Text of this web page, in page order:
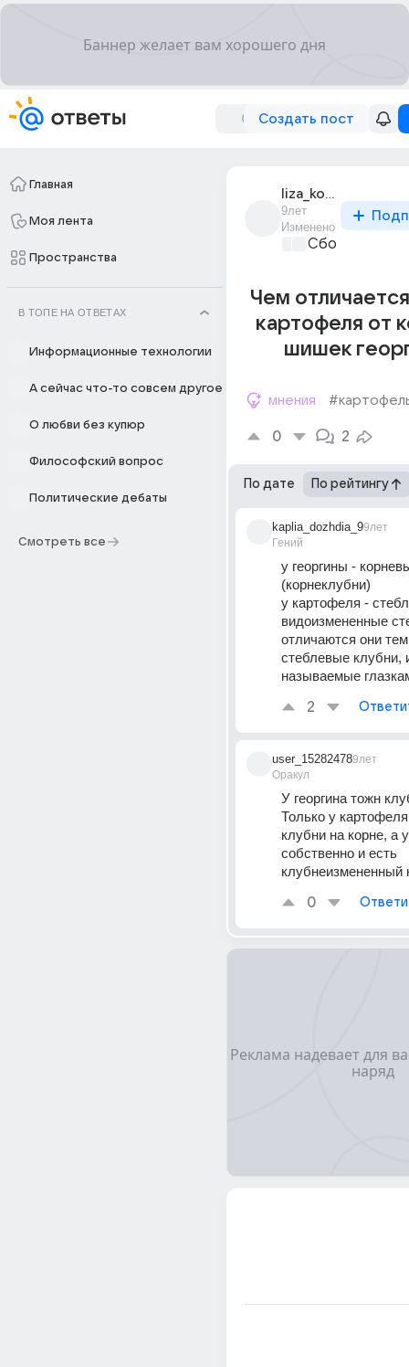
Создать пост
Главная
Моя лента
Пространства
В ТОПЕ НА ОТВЕТАХ
Информационные технологии
А сейчас что-то совсем другое
О любви без купюр
Философский вопрос
Политические дебаты
Смотреть все
liza_kovalevich_8
9лет
Изменено
Сборная
Чем
картофеля от
шишек
мнения
0 2
По дате По рейтингу
kaplia_dozhdia_9
Гений
9лет
у георгины -
(корнеклубни)
у картофеля -
видоизмененные
отличаются они
стеблевые клубни,
называемые
2
user_15282478
Оракул
9лет
У георгина тожн
Только у
клубни на корне, а
собственно и есть
клубнеизмененный
0